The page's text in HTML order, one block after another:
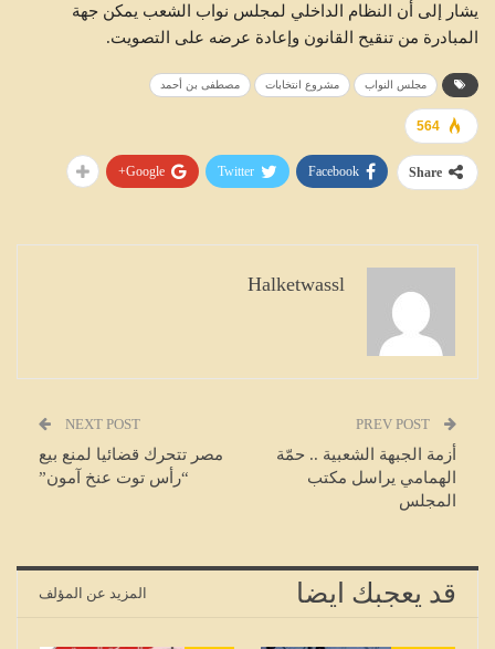
يشار إلى أن النظام الداخلي لمجلس نواب الشعب يمكن جهة
المبادرة من تنقيح القانون وإعادة عرضه على التصويت.
مجلس النواب مشروع انتخابات مصطفى بن أحمد
564
Share
Facebook
Twitter
Google+
Halketwassl
أزمة الجبهة الشعبية .. حمّة
الهمامي يراسل مكتب
المجلس
NEXT POST
مصر تتحرك قضائيا لمنع بيع
“رأس توت عنخ آمون”
قد يعجبك ايضا المزيد عن المؤلف